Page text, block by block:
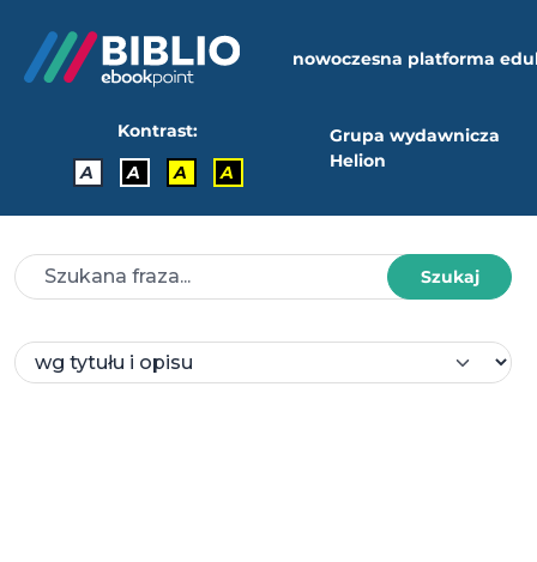
nowoczesna platforma
Kontrast:
A
A A A
Grupa wydawnicza
Helion
Szukaj